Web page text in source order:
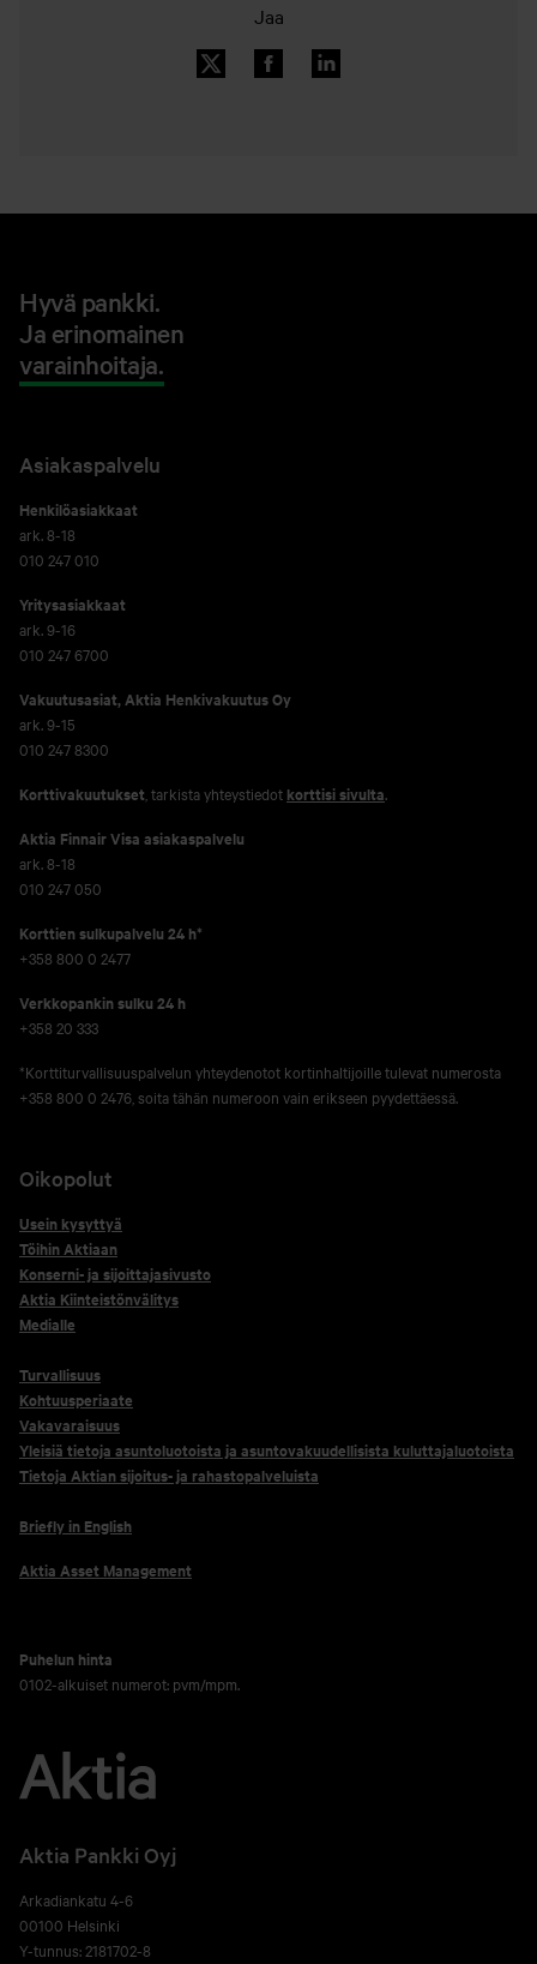
Jaa
Hyvä pankki.
Ja erinomainen
varainhoitaja.
Asiakaspalvelu
Henkilöasiakkaat
ark. 8-18
010 247 010
Yritysasiakkaat
ark. 9-16
010 247 6700
Vakuutusasiat, Aktia Henkivakuutus Oy
ark. 9-15
010 247 8300
Korttivakuutukset , tarkista yhteystiedot korttisi sivulta.
Aktia Finnair Visa asiakaspalvelu
ark. 8-18
010 247 050
Korttien sulkupalvelu 24 h*
+358 800 0 2477
Verkko­pankin sulku 24 h
+358 20 333
*Korttiturvallisuuspalvelun yhteydenotot kortinhaltijoille tulevat numerosta
+358 800 0 2476, soita tähän numeroon vain erikseen pyydettäessä.
Oikopolut
Usein kysyttyä
Töihin Aktiaan
Konserni- ja sijoittajasivusto
Aktia Kiinteistönvälitys
Medialle
Turvallisuus
Kohtuusperiaate
Vakavaraisuus
Yleisiä tietoja asuntoluotoista ja asuntovakuudellisista kuluttajaluotoista
Tietoja Aktian sijoitus- ja rahastopalveluista
Briefly in English
Aktia Asset Management
Puhelun hinta
0102-alkuiset numerot: pvm/mpm.
Aktia Pankki Oyj
Arkadiankatu 4-6
00100 Helsinki
Y-tunnus: 2181702-8